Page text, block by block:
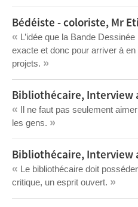
Bédéiste - coloriste, Mr
« L’idée que la Bande
exacte et donc pour arriver à
projets. »
Bibliothécaire, Interview
« Il ne faut pas seulement
les gens. »
Bibliothécaire, Interview
« Le bibliothécaire doit
critique, un esprit ouvert. »